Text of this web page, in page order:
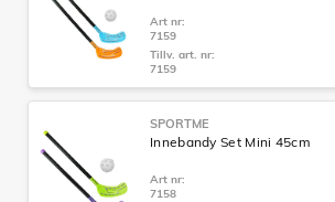
Art nr:
7159
Tillv. art. nr:
7159
SPORTME
Innebandy Set Mini 45cm
Art nr:
7158